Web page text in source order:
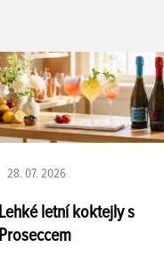
28. 07. 2026
Lehké letní koktejly s
Proseccem